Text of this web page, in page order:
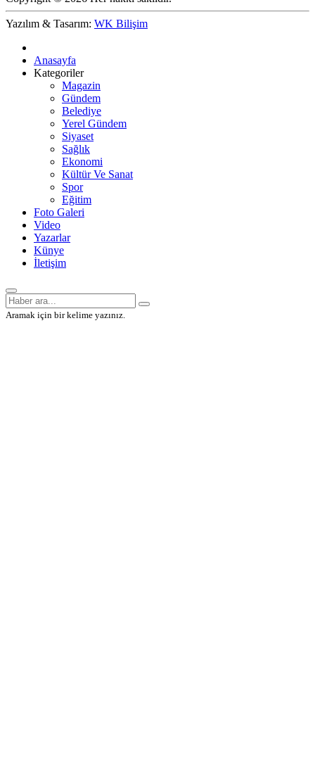
Yazılım & Tasarım: WK Bilişim
Anasayfa
Kategoriler
Magazin
Gündem
Belediye
Yerel Gündem
Siyaset
Sağlık
Ekonomi
Kültür Ve Sanat
Spor
Eğitim
Foto Galeri
Video
Yazarlar
Künye
İletişim
Aramak için bir kelime yazınız.